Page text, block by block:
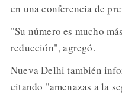
en una conferencia de
"Su número es mucho
reducción", agregó.
Nueva Delhi también
citando "amenazas a la